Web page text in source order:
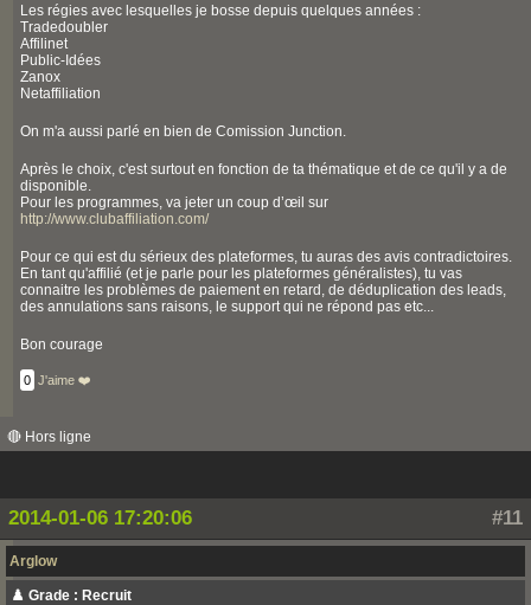
Les régies avec lesquelles je bosse depuis quelques années :
Tradedoubler
Affilinet
Public-Idées
Zanox
Netaffiliation
On m'a aussi parlé en bien de Comission Junction.
Après le choix, c'est surtout en fonction de ta thématique et de ce qu'il y a de
disponible.
Pour les programmes, va jeter un coup d’œil sur
http://www.clubaffiliation.com/
Pour ce qui est du sérieux des plateformes, tu auras des avis contradictoires.
En tant qu'affilié (et je parle pour les plateformes généralistes), tu vas
connaitre les problèmes de paiement en retard, de déduplication des leads,
des annulations sans raisons, le support qui ne répond pas etc...
Bon courage
0 J'aime ❤️
🔴 Hors ligne
#11
2014-01-06 17:20:06
Arglow
♟️ Grade : Recruit